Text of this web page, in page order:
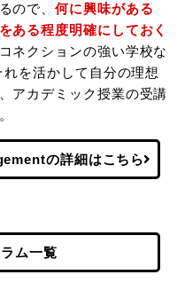
ので、何に興味がある
ある程度明確にしておく
ネクションの強い学校な
を活かして自分の理想
アカデミック授業の受講
の詳細はこちら
ム一覧